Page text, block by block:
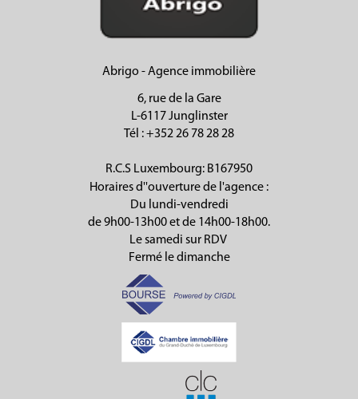
Abrigo - Agence immobilière
6, rue de la Gare
L-6117 Junglinster
Tél : +352 26 78 28 28
R.C.S Luxembourg: B167950
Horaires d''ouverture de l'agence :
Du lundi-vendredi
de 9h00-13h00 et de 14h00-18h00.
Le samedi sur RDV
Fermé le dimanche